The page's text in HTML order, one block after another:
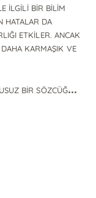
İLGİLİ BİR BİLİM
HATALAR DA
ETKİLER. ANCAK
KARMAŞIK VE
BİR SÖZCÜĞ...